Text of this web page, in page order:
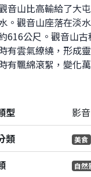
山比高輸給了大
觀音山座落在淡
公尺。觀音山
雲氣繚繞，形成
飄綿滾絮，變化
型
影音
類
美食
自然